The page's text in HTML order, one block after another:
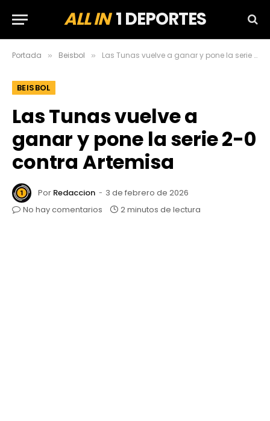
ALL IN1 DEPORTES
Portada » Beisbol » Las Tunas vuelve a ganar y pone la serie 2-0 contra Artemisa
BEISBOL
Las Tunas vuelve a
ganar y pone la serie 2-0
contra Artemisa
Por Redaccion
3 de febrero de 2026
No hay comentarios
2 minutos de lectura